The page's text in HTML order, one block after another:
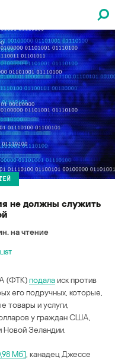
не должны служить
на чтение
(ФТК)подалаиск против
его подручных, которые,
товары и услуги,
у граждан США,
Новой Зеландии.
Мб] , канадец Джессе